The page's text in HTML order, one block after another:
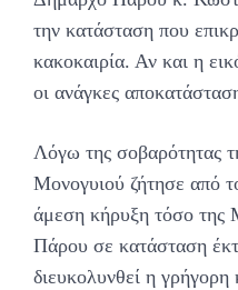
την κατάσταση που
κακοκαιρία. Αν και η
οι ανάγκες
Λόγω της σοβαρότητας
Μονογυιού ζήτησε από
άμεση κήρυξη τόσο της
Πάρου σε κατάσταση
διευκολυνθεί η